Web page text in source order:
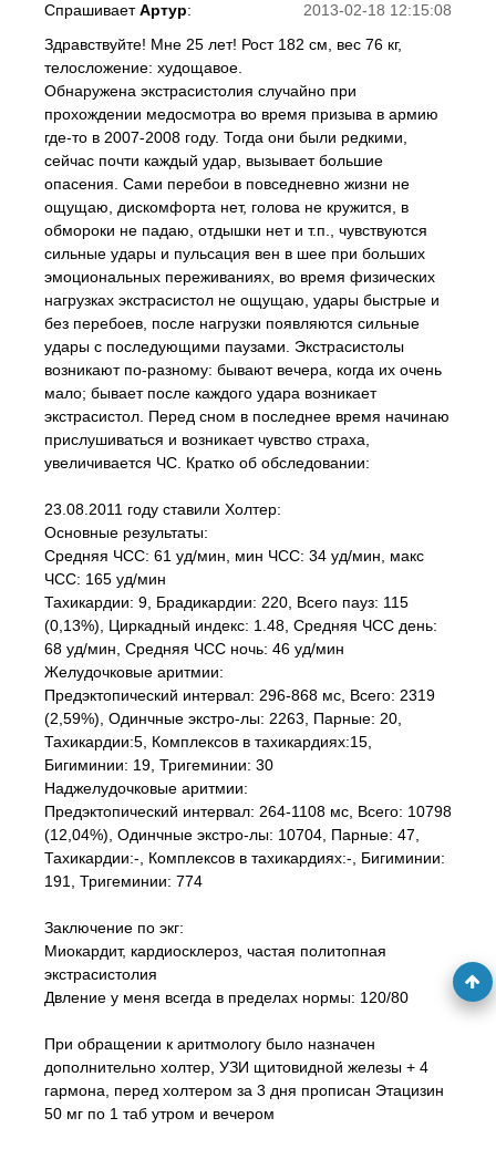
2013-02-18 12:15:08
СпрашиваетАртур:
Здравствуйте! Мне 25 лет! Рост 182 см, вес 76 кг,
телосложение: худощавое.
Обнаружена экстрасистолия случайно при
прохождении медосмотра во время призыва в армию
где-то в 2007-2008 году. Тогда они были редкими,
сейчас почти каждый удар, вызывает большие
опасения. Сами перебои в повседневно жизни не
ощущаю, дискомфорта нет, голова не кружится, в
обмороки не падаю, отдышки нет и т.п., чувствуются
сильные удары и пульсация вен в шее при больших
эмоциональных переживаниях, во время физических
нагрузках экстрасистол не ощущаю, удары быстрые и
без перебоев, после нагрузки появляются сильные
удары с последующими паузами. Экстрасистолы
возникают по-разному: бывают вечера, когда их очень
мало; бывает после каждого удара возникает
экстрасистол. Перед сном в последнее время начинаю
прислушиваться и возникает чувство страха,
увеличивается ЧС. Кратко об обследовании:
23.08.2011 году ставили Холтер:
Основные результаты:
Средняя ЧСС: 61 уд/мин, мин ЧСС: 34 уд/мин, макс
ЧСС: 165 уд/мин
Тахикардии: 9, Брадикардии: 220, Всего пауз: 115
(0,13%), Циркадный индекс: 1.48, Средняя ЧСС день:
68 уд/мин, Средняя ЧСС ночь: 46 уд/мин
Желудочковые аритмии:
Предэктопический интервал: 296-868 мс, Всего: 2319
(2,59%), Одинчные экстро-лы: 2263, Парные: 20,
Тахикардии:5, Комплексов в тахикардиях:15,
Бигиминии: 19, Тригеминии: 30
Наджелудочковые аритмии:
Предэктопический интервал: 264-1108 мс, Всего: 10798
(12,04%), Одинчные экстро-лы: 10704, Парные: 47,
Тахикардии:-, Комплексов в тахикардиях:-, Бигиминии:
191, Тригеминии: 774
Заключение по экг:
Миокардит, кардиосклероз, частая политопная
экстрасистолия
Двление у меня всегда в пределах нормы: 120/80
При обращении к аритмологу было назначен
дополнительно холтер, УЗИ щитовидной железы + 4
гармона, перед холтером за 3 дня прописан Этацизин
50 мг по 1 таб утром и вечером